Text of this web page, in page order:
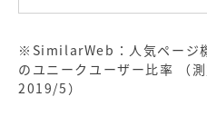
※SimilarWeb：人気ページ
のユニークユーザー比率 （
2019/5）